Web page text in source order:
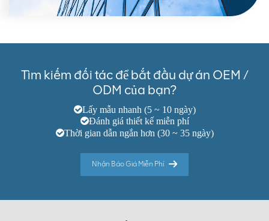
Tìm kiếm đối tác để bắt đầu dự án OEM /
ODM của bạn?
Lấy mẫu nhanh (5 ~ 10 ngày)
Đánh giá thiết kế miễn phí
Thời gian dẫn ngắn hơn (30 ~ 35 ngày)
Nhận Báo Giá Miễn Phí